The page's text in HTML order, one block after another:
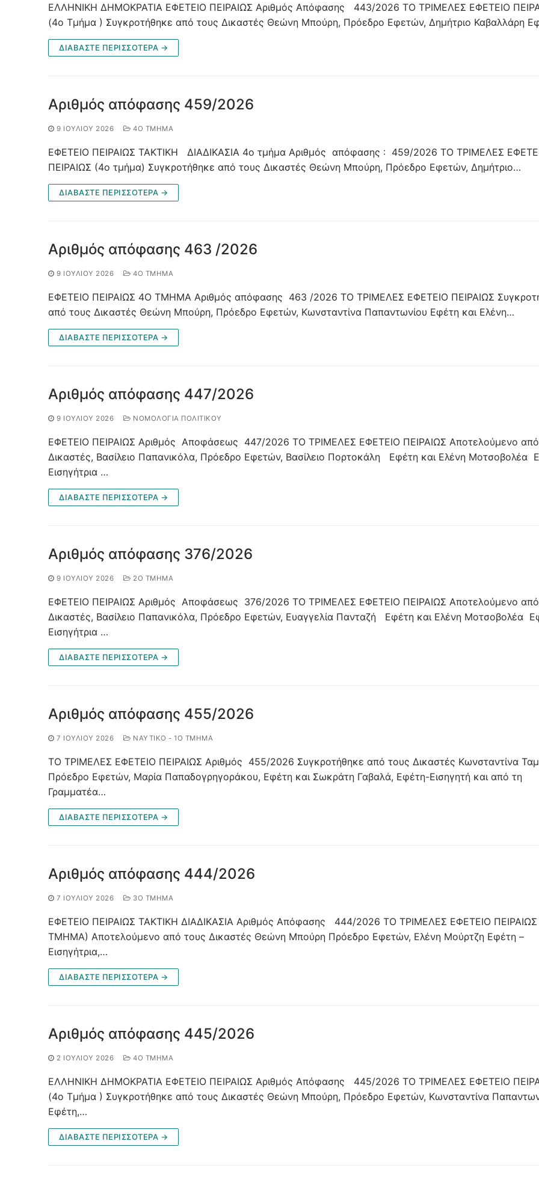
ΕΛΛΗΝΙΚΗ ΔΗΜΟΚΡΑΤΙΑ ΕΦΕΤΕΙΟ ΠΕΙΡΑΙΩΣ Αριθμός Απόφασης 443/2026 ΤΟ ΤΡΙΜΕΛΕΣ ΕΦΕΤΕΙΟ
(4ο Τμήμα ) Συγκροτήθηκε από τους Δικαστές Θεώνη Μπούρη, Πρόεδρο Εφετών, Δημήτριο Καβαλλάρη
ΔΙΑΒΑΣΤΕ ΠΕΡΙΣΣΟΤΕΡΑ →
Αριθμός απόφασης 459/2026
9 ΙΟΥΛΊΟΥ 2026 4O ΤΜΉΜΑ
ΕΦΕΤΕΙΟ ΠΕΙΡΑΙΩΣ ΤΑΚΤΙΚΗ ΔΙΑΔΙΚΑΣΙΑ 4ο τμήμα Αριθμός απόφασης : 459/2026 ΤΟ ΤΡΙΜΕΛΕΣ
ΠΕΙΡΑΙΩΣ (4ο τμήμα) Συγκροτήθηκε από τους Δικαστές Θεώνη Μπούρη, Πρόεδρο Εφετών, Δημήτριο…
ΔΙΑΒΑΣΤΕ ΠΕΡΙΣΣΟΤΕΡΑ →
Αριθμός απόφασης 463 /2026
9 ΙΟΥΛΊΟΥ 2026 4O ΤΜΉΜΑ
ΕΦΕΤΕΙΟ ΠΕΙΡΑΙΩΣ 4Ο ΤΜΗΜΑ Αριθμός απόφασης 463 /2026 ΤΟ ΤΡΙΜΕΛΕΣ ΕΦΕΤΕΙΟ ΠΕΙΡΑΙΩΣ
από τους Δικαστές Θεώνη Μπούρη, Πρόεδρο Εφετών, Κωνσταντίνα Παπαντωνίου Εφέτη και Ελένη…
ΔΙΑΒΑΣΤΕ ΠΕΡΙΣΣΟΤΕΡΑ →
Αριθμός απόφασης 447/2026
9 ΙΟΥΛΊΟΥ 2026 ΝΟΜΟΛΟΓΊΑ ΠΟΛΙΤΙΚΟΎ
ΕΦΕΤΕΙΟ ΠΕΙΡΑΙΩΣ Αριθμός Αποφάσεως 447/2026 ΤΟ ΤΡΙΜΕΛΕΣ ΕΦΕΤΕΙΟ ΠΕΙΡΑΙΩΣ Αποτελούμενο
Δικαστές, Βασίλειο Παπανικόλα, Πρόεδρο Εφετών, Βασίλειο Πορτοκάλη Εφέτη και Ελένη Μοτσοβολέα
Εισηγήτρια …
ΔΙΑΒΑΣΤΕ ΠΕΡΙΣΣΟΤΕΡΑ →
Αριθμός απόφασης 376/2026
9 ΙΟΥΛΊΟΥ 2026 2Ο ΤΜΉΜΑ
ΕΦΕΤΕΙΟ ΠΕΙΡΑΙΩΣ Αριθμός Αποφάσεως 376/2026 ΤΟ ΤΡΙΜΕΛΕΣ ΕΦΕΤΕΙΟ ΠΕΙΡΑΙΩΣ Αποτελούμενο
Δικαστές, Βασίλειο Παπανικόλα, Πρόεδρο Εφετών, Ευαγγελία Πανταζή Εφέτη και Ελένη Μοτσοβολέα
Εισηγήτρια …
ΔΙΑΒΑΣΤΕ ΠΕΡΙΣΣΟΤΕΡΑ →
Αριθμός απόφασης 455/2026
7 ΙΟΥΛΊΟΥ 2026 ΝΑΥΤΙΚΌ - 1Ο ΤΜΉΜΑ
ΤΟ ΤΡΙΜΕΛΕΣ ΕΦΕΤΕΙΟ ΠΕΙΡΑΙΩΣ Αριθμός 455/2026 Συγκροτήθηκε από τους Δικαστές Κωνσταντίνα
Πρόεδρο Εφετών, Μαρία Παπαδογρηγοράκου, Εφέτη και Σωκράτη Γαβαλά, Εφέτη-Εισηγητή και από τη
Γραμματέα…
ΔΙΑΒΑΣΤΕ ΠΕΡΙΣΣΟΤΕΡΑ →
Αριθμός απόφασης 444/2026
7 ΙΟΥΛΊΟΥ 2026 3Ο ΤΜΉΜΑ
ΕΦΕΤΕΙΟ ΠΕΙΡΑΙΩΣ ΤΑΚΤΙΚΗ ΔΙΑΔΙΚΑΣΙΑ Αριθμός Απόφασης 444/2026 ΤΟ ΤΡΙΜΕΛΕΣ ΕΦΕΤΕΙΟ
ΤΜΗΜΑ) Αποτελούμενο από τους Δικαστές Θεώνη Μπούρη Πρόεδρο Εφετών, Ελένη Μούρτζη Εφέτη –
Εισηγήτρια,…
ΔΙΑΒΑΣΤΕ ΠΕΡΙΣΣΟΤΕΡΑ →
Αριθμός απόφασης 445/2026
2 ΙΟΥΛΊΟΥ 2026 4O ΤΜΉΜΑ
ΕΛΛΗΝΙΚΗ ΔΗΜΟΚΡΑΤΙΑ ΕΦΕΤΕΙΟ ΠΕΙΡΑΙΩΣ Αριθμός Απόφασης 445/2026 ΤΟ ΤΡΙΜΕΛΕΣ ΕΦΕΤΕΙΟ
(4ο Τμήμα ) Συγκροτήθηκε από τους Δικαστές Θεώνη Μπούρη, Πρόεδρο Εφετών, Κωνσταντίνα
Εφέτη,…
ΔΙΑΒΑΣΤΕ ΠΕΡΙΣΣΟΤΕΡΑ →